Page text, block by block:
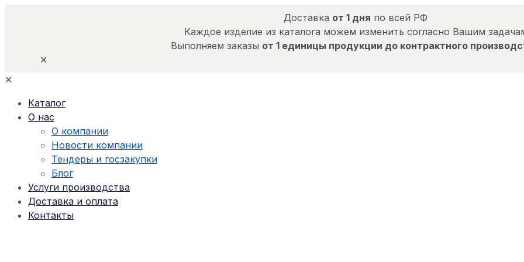
Доставка от 1 дня по всей РФ
Каждое изделие из каталога можем изменить согласно Вашим
Выполняем заказы от 1 единицы продукции до контрактного
✕
✕
Каталог
О нас
О компании
Новости компании
Тендеры и госзакупки
Блог
Услуги производства
Доставка и оплата
Контакты